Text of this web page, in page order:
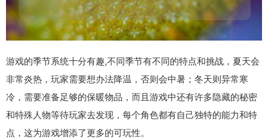
游戏的季节系统十分有趣,不同季节有不同的特点和挑战，夏天会
非常炎热，玩家需要想办法降温，否则会中暑；冬天则异常寒
冷，需要准备足够的保暖物品，而且游戏中还有许多隐藏的秘密
和特殊人物等待玩家去发现，每个角色都有自己独特的能力和特
点，这为游戏增添了更多的可玩性。